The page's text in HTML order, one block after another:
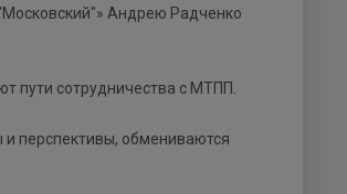
Андрею Радченко
пути сотрудничества с МТПП.
перспективы, обмениваются